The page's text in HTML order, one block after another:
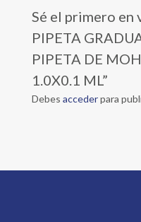
Sé el primero en
PIPETA
PIPETA DE
1.0X0.1 ML”
Debes accederpara